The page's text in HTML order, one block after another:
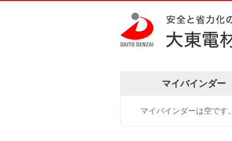
マイバインダー
マイバインダーは空です。